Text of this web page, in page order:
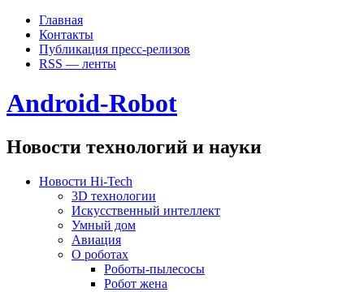
Главная
Контакты
Публикация пресс-релизов
RSS — ленты
Android-Robot
Новости технологий и науки
Новости Hi-Tech
3D технологии
Искусственный интеллект
Умный дом
Авиация
О роботах
Роботы-пылесосы
Робот жена